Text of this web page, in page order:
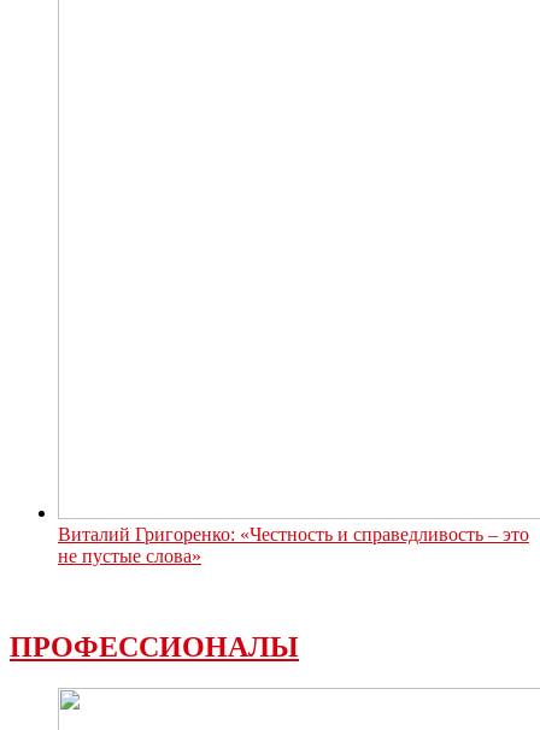
Виталий Григоренко: «Честность и справедливость – это
не пустые слова»
ПРОФЕССИОНАЛЫ